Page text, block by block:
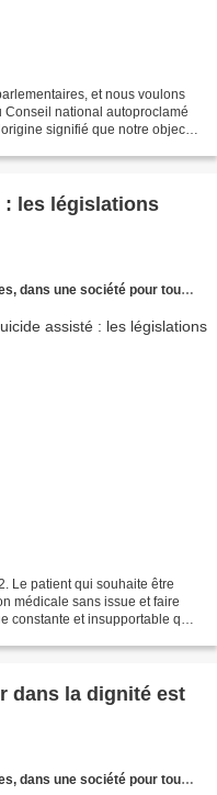
et nous voulons
Conseil national autoproclamé
signifié que notre objectif
: les législations
une société pour tous les âges
Le patient qui souhaite être
médicale sans issue et faire
constante et insupportable qui
dans la dignité est
une société pour tous les âges